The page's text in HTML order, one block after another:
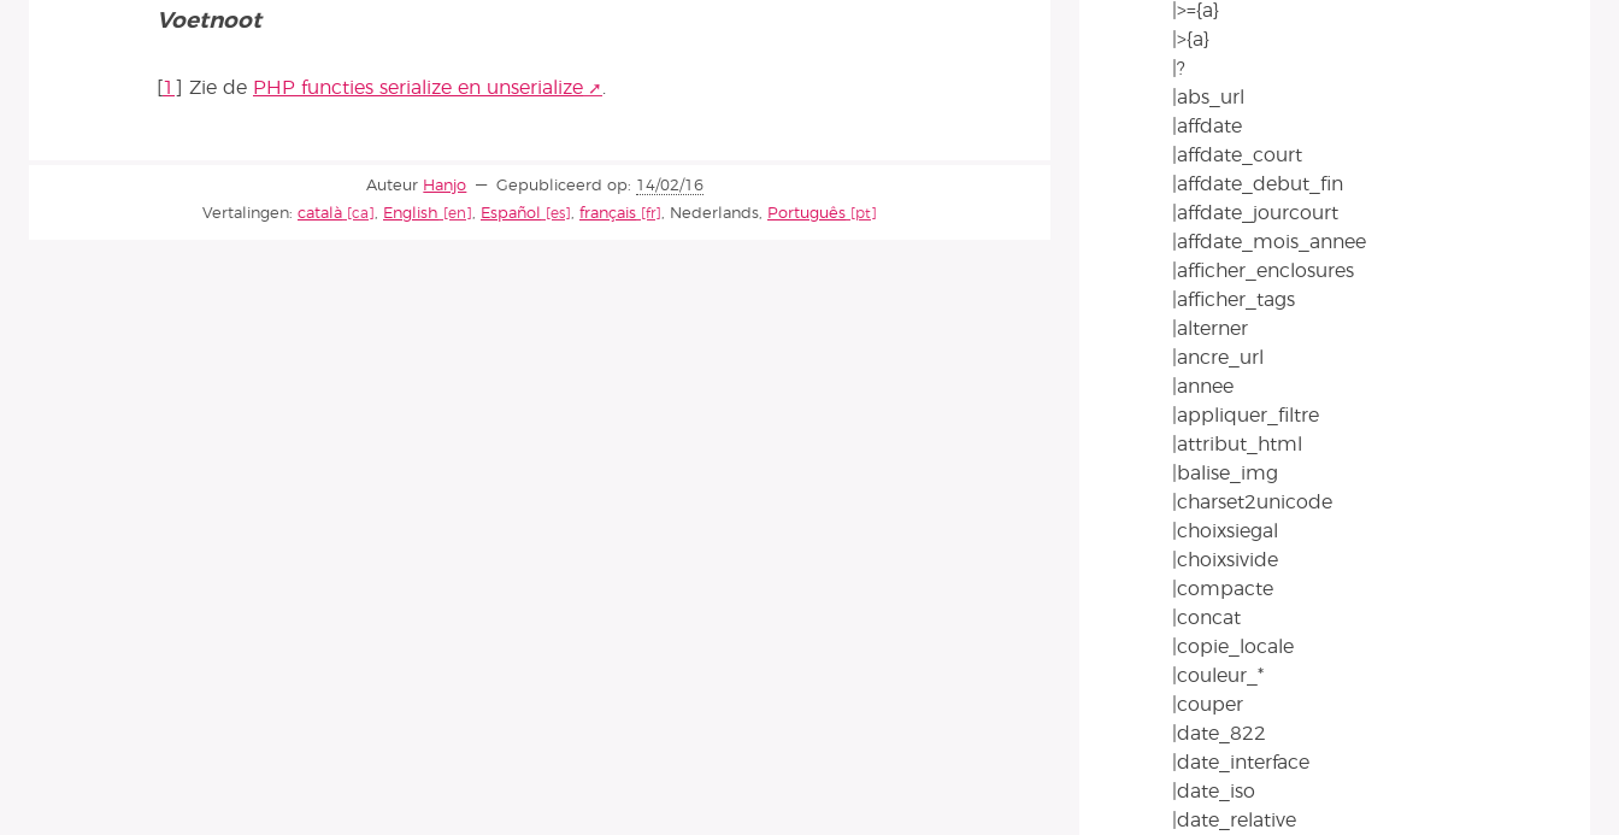
Voetnoot
1 Zie de PHP functies serialize en unserialize
Auteur Hanjo Gepubliceerd op:
14/02/16
Vertalingen: català , English , Español , français , Nederlands, Português
|>={a}
|>{a}
|?
|abs_url
|affdate
|affdate_court
|affdate_debut_fin
|affdate_jourcourt
|affdate_mois_annee
|afficher_enclosures
|afficher_tags
|alterner
|ancre_url
|annee
|appliquer_filtre
|attribut_html
|balise_img
|charset2unicode
|choixsiegal
|choixsivide
|compacte
|concat
|copie_locale
|couleur_*
|couper
|date_822
|date_interface
|date_iso
|date_relative